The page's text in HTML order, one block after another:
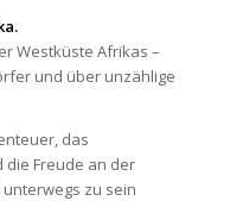
Westküste Afrikas –
und über unzählige
das
Freude an der
unterwegs zu sein